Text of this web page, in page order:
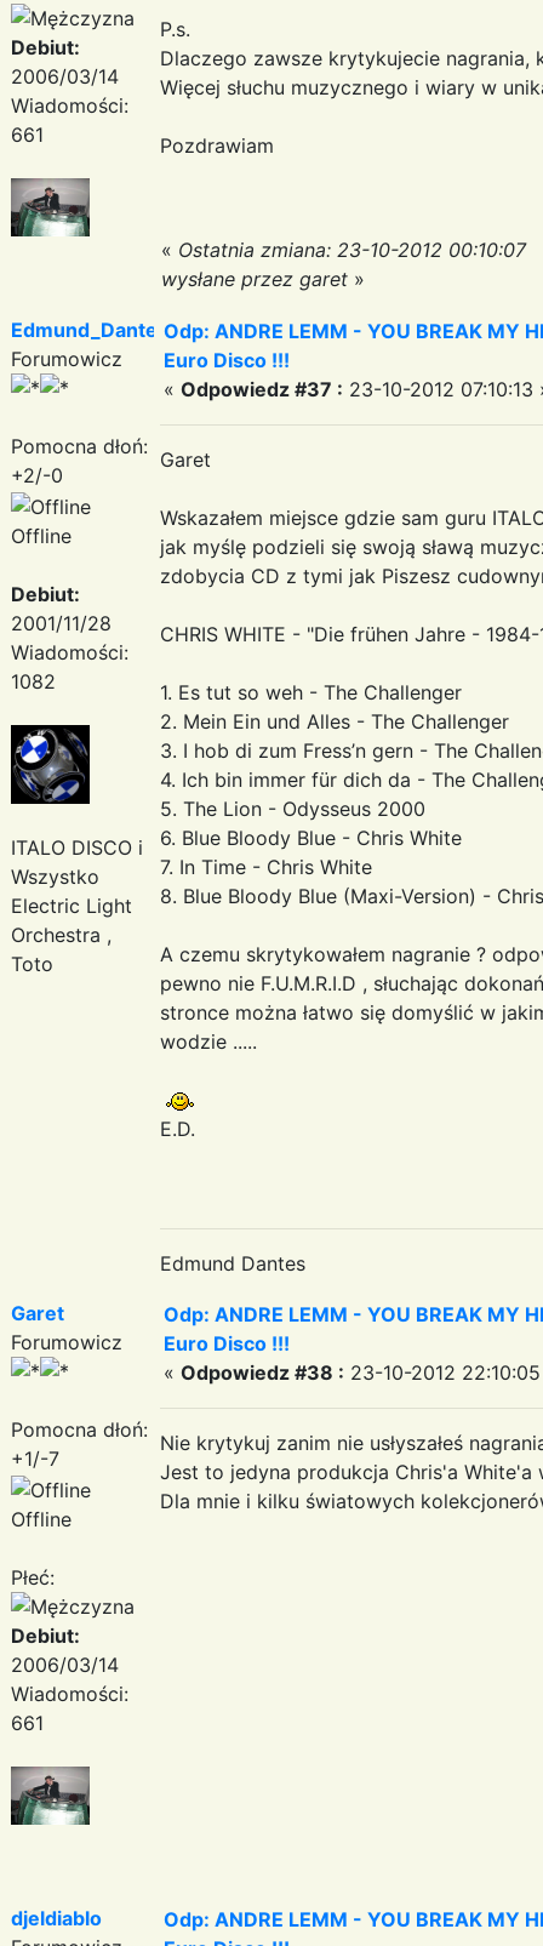
Debiut:
2006/03/14
Wiadomości:
661
P.s.
Dlaczego zawsze krytykujecie nagrania,
Więcej słuchu muzycznego i wiary w
Pozdrawiam
« Ostatnia zmiana: 23-10-2012 00:10:07
wysłane przez garet »
Edmund_Dantes
Forumowicz
Pomocna dłoń:
+2/-0
Offline
Debiut:
2001/11/28
Wiadomości:
1082
ITALO DISCO i
Wszystko
Electric Light
Orchestra ,
Toto
Odp: ANDRE LEMM - YOU BREAK MY
Euro Disco !!!
« Odpowiedz #37 : 23-10-2012 07:10:13
Garet
Wskazałem miejsce gdzie sam guru
jak myślę podzieli się swoją sławą
zdobycia CD z tymi jak Piszesz
CHRIS WHITE - "Die frühen Jahre -
1. Es tut so weh - The Challenger
2. Mein Ein und Alles - The Challenger
3. I hob di zum Fress’n gern - The
4. Ich bin immer für dich da - The
5. The Lion - Odysseus 2000
6. Blue Bloody Blue - Chris White
7. In Time - Chris White
8. Blue Bloody Blue (Maxi-Version) -
A czemu skrytykowałem nagranie ?
pewno nie F.U.M.R.I.D , słuchając
stronce można łatwo się domyślić w
wodzie .....
E.D.
Edmund Dantes
Garet
Forumowicz
Pomocna dłoń:
+1/-7
Offline
Płeć:
Debiut:
2006/03/14
Wiadomości:
661
Odp: ANDRE LEMM - YOU BREAK MY
Euro Disco !!!
« Odpowiedz #38 : 23-10-2012
Nie krytykuj zanim nie usłyszałeś
Jest to jedyna produkcja Chris'a White'a
Dla mnie i kilku światowych
djeldiablo
Odp: ANDRE LEMM - YOU BREAK MY